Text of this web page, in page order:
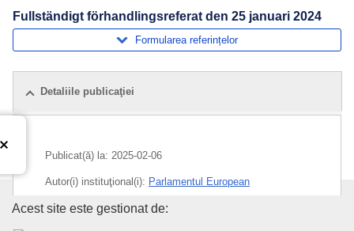
Fullständigt förhandlingsreferat den 25 januari 2024
Formularea referințelor
Detaliile publicaţiei
Publicat(ă) la: 2025-02-06
Autor(i) instituţional(i): Parlamentul European
Subiecte: dezbateri parlamentare
Oficiul pentru Publicații al
Acest site este gestionat de: